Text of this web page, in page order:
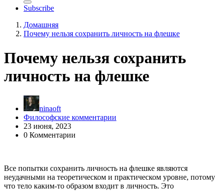
Subscribe
Домашняя
Почему нельзя сохранить личность на флешке
Почему нельзя сохранить
личность на флешке
ninaoft
Философские комментарии
23 июня, 2023
0 Комментарии
Все попытки сохранить личность на флешке являются
неудачными на теоретическом и практическом уровне, потому
что тело каким-то образом входит в личность. Это